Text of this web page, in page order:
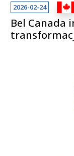
2026-02-24
Bel Canada